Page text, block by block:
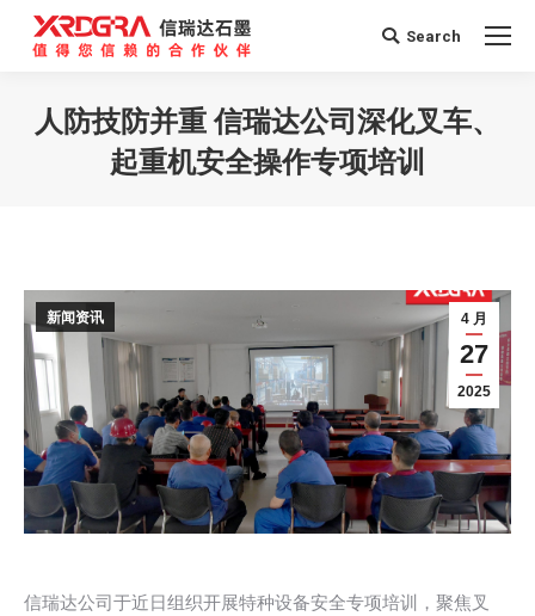
Search:
Search
人防技防并重 信瑞达公司深化叉车、
起重机安全操作专项培训
4 月
27
2025
新闻资讯
信瑞达公司于近日组织开展特种设备安全专项培训，聚焦叉